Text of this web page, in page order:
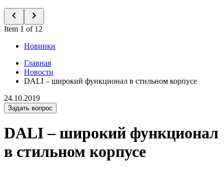
Item 1 of 12
Новинки
Главная
Новости
DALI – широкий функционал в стильном корпусе
24.10.2019
Задать вопрос
DALI – широкий функционал
в стильном корпусе